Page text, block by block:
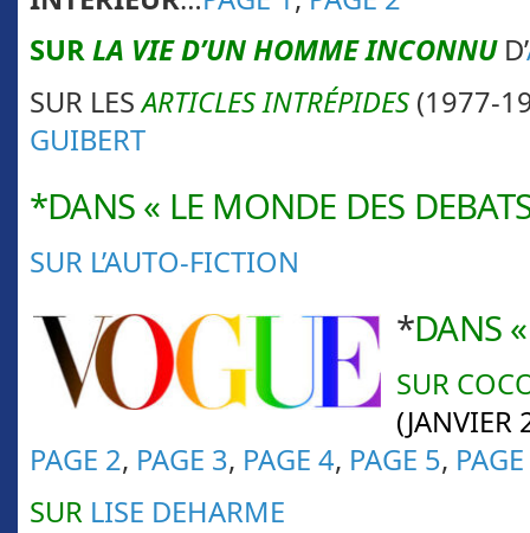
SURLA VIE D’UN HOMME INCONNUD’
SUR LESARTICLES INTRÉPIDES (1977-
GUIBERT
*DANS « LE MONDE DES
SUR L’AUTO-FICTION
*DANS
SUR
(JANVIER
PAGE 2, PAGE 3, PAGE 4, PAGE 5,
SUR LISE DEHARME